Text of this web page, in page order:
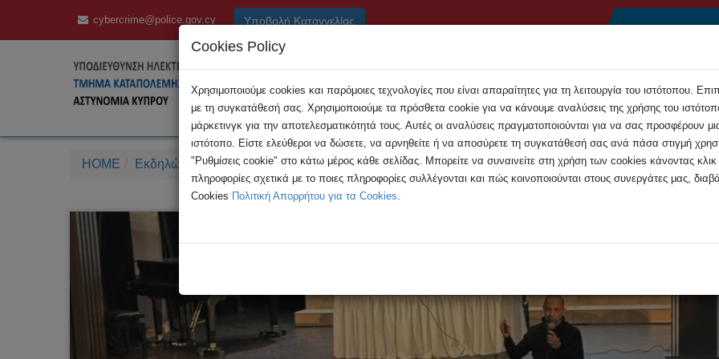
cybercrime@police.gov.cy Υποβολή Καταγγελίας
Αρχική Συμβουλές Εκδηλώσεις
HOME Εκδηλώσεις Βιωματικά εργαστήρια με θέμα το sexting
Cookies Policy
Χρησιμοποιούμε cookies και παρόμοιες τεχνολογίες που είναι απαραίτητες για τη λειτουργία του ιστότοπου.
με τη συγκατάθεσή σας. Χρησιμοποιούμε τα πρόσθετα cookie για να κάνουμε αναλύσεις της χρήσης του
μάρκετινγκ για την αποτελεσματικότητά τους. Αυτές οι αναλύσεις πραγματοποιούνται για να σας προσφέρουν
ιστότοπο. Είστε ελεύθεροι να δώσετε, να αρνηθείτε ή να αποσύρετε τη συγκατάθεσή σας ανά πάσα στιγμή
"Ρυθμίσεις cookie" στο κάτω μέρος κάθε σελίδας. Μπορείτε να συναινείτε στη χρήση των cookies κάνοντας
πληροφορίες σχετικά με το ποιες πληροφορίες συλλέγονται και πώς κοινοποιούνται στους συνεργάτες μας,
Cookies Πολιτική Απορρήτου για τα Cookies.